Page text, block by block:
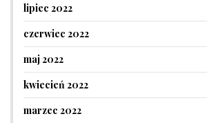
lipiec 2022
czerwiec 2022
maj 2022
kwiecień 2022
marzec 2022